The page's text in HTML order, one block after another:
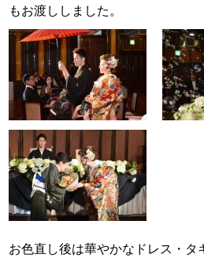
もお渡ししました。
お色直し後は華やかなドレス・タ